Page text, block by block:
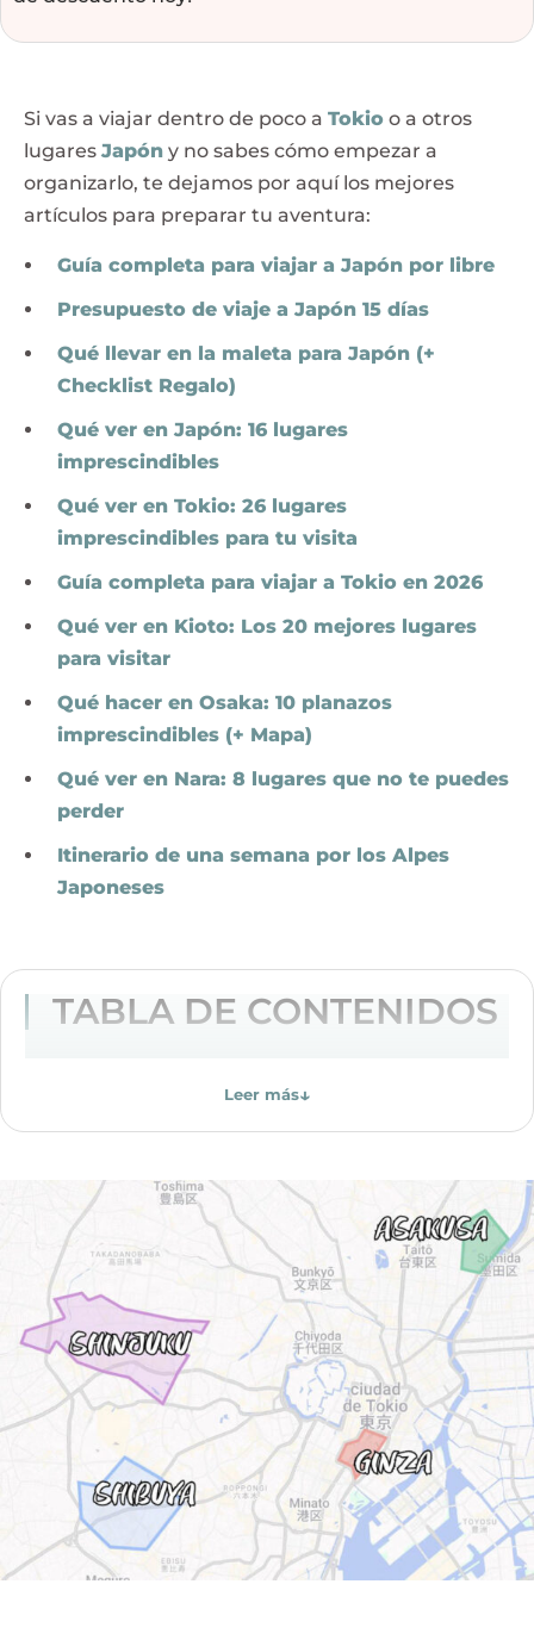
Si vas a viajar dentro de poco a Tokio o a otros
lugares Japón y no sabes cómo empezar a
organizarlo, te dejamos por aquí los mejores
artículos para preparar tu aventura:
Guía completa para viajar a Japón por libre
Presupuesto de viaje a Japón 15 días
Qué llevar en la maleta para Japón (+
Checklist Regalo)
Qué ver en Japón: 16 lugares
imprescindibles
Qué ver en Tokio: 26 lugares
imprescindibles para tu visita
Guía completa para viajar a Tokio en 2026
Qué ver en Kioto: Los 20 mejores lugares
para visitar
Qué hacer en Osaka: 10 planazos
imprescindibles (+ Mapa)
Qué ver en Nara: 8 lugares que no te puedes
perder
Itinerario de una semana por los Alpes
Japoneses
TABLA DE CONTENIDOS
Leer más↓